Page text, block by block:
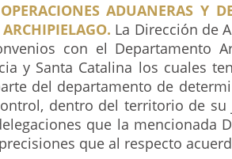
ADUANERAS Y
La Dirección de
con el Departamento
y Santa Catalina los cuales
del departamento de
dentro del territorio de
que la mencionada
que al respecto